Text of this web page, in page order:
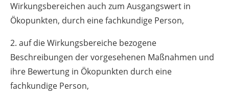
Wirkungsbereichen auch zum Ausgangswert in
Ökopunkten, durch eine fachkundige Person,
2. auf die Wirkungsbereiche bezogene
Beschreibungen der vorgesehenen Maßnahmen und
ihre Bewertung in Ökopunkten durch eine
fachkundige Person,